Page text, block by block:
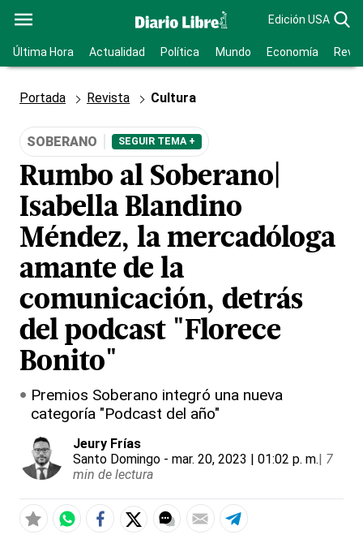
Edición USA
Última Hora Actualidad Política Mundo Economía
Portada Revista Cultura
SOBERANO SEGUIR TEMA +
Rumbo al Soberano|
Isabella Blandino
Méndez, la mercadóloga
amante de la
comunicación, detrás
del podcast "Florece
Bonito"
Premios Soberano integró una nueva
categoría "Podcast del año"
Jeury Frías
Santo Domingo - mar. 20, 2023 | 01:02 p. m.| 7
min de lectura